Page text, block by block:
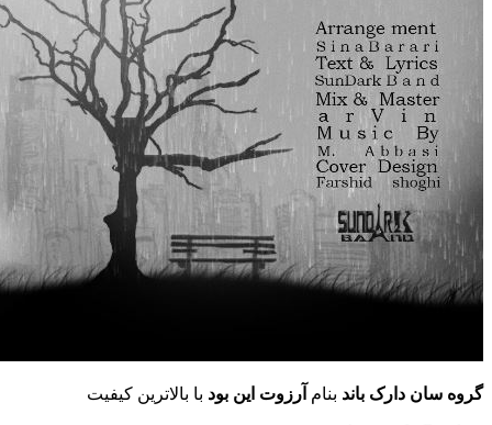
دارک باند بنامآرزوت این بودبا بالاترین کیفیت